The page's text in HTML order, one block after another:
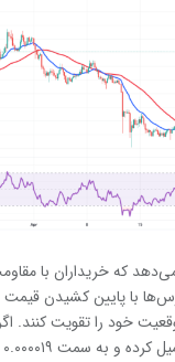
با پایین کشیدن قیمت
خود را تقویت کنند.
۰.۰۰۰۰۱۹ دلار سقوط خواهد کرد.